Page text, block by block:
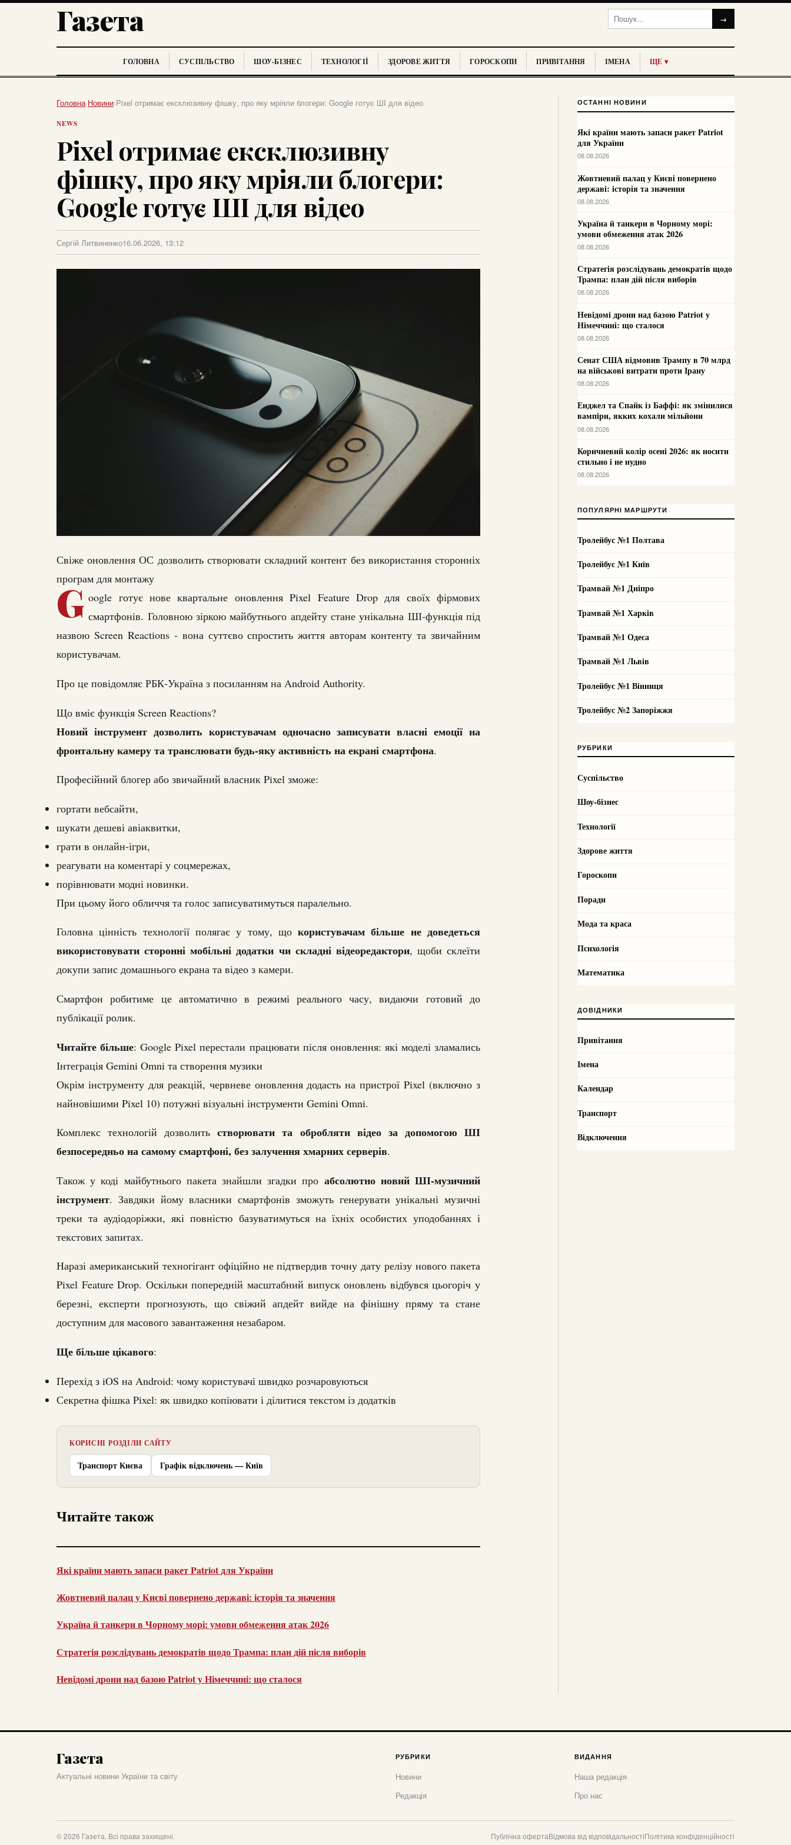
Газета →
ГОЛОВНА СУСПІЛЬСТВО ШОУ-БІЗНЕС ТЕХНОЛОГІЇ ЗДОРОВЕ ЖИТТЯ ГОРОСКОПИ ПРИВІТАННЯ ІМЕНА ЩЕ ▾
Головна›Новини›Pixel отримає ексклюзивну фішку, про яку мріяли блогери: Google готує ШІ для відео
NEWS
Pixel отримає ексклюзивну
фішку, про яку мріяли блогери:
Google готує ШІ для відео
Сергій Литвиненко16.06.2026, 13:12
Свіже оновлення ОС дозволить створювати складний контент без використання сторонніх
програм для монтажу
G oogle готує нове квартальне оновлення Pixel Feature Drop для своїх фірмових
смартфонів. Головною зіркою майбутнього апдейту стане унікальна ШІ-функція під
назвою Screen Reactions - вона суттєво спростить життя авторам контенту та звичайним
користувачам.
Про це повідомляє РБК-Україна з посиланням на Android Authority.
Що вміє функція Screen Reactions?
Новий інструмент дозволить користувачам одночасно записувати власні емоції на
фронтальну камеру та транслювати будь-яку активність на екрані смартфона.
Професійний блогер або звичайний власник Pixel зможе:
гортати вебсайти,
шукати дешеві авіаквитки,
грати в онлайн-ігри,
реагувати на коментарі у соцмережах,
порівнювати модні новинки.
При цьому його обличчя та голос записуватимуться паралельно.
Головна цінність технології полягає у тому, щокористувачам більше не доведеться
використовувати сторонні мобільні додатки чи складні відеоредактори, щоби склеїти
докупи запис домашнього екрана та відео з камери.
Смартфон робитиме це автоматично в режимі реального часу, видаючи готовий до
публікації ролик.
Читайте більше: Google Pixel перестали працювати після оновлення: які моделі зламались
Інтеграція Gemini Omni та створення музики
Окрім інструменту для реакцій, червневе оновлення додасть на пристрої Pixel (включно з
найновішими Pixel 10) потужні візуальні інструменти Gemini Omni.
Комплекс технологій дозволитьстворювати та обробляти відео за допомогою ШІ
безпосередньо на самому смартфоні, без залучення хмарних серверів.
Також у коді майбутнього пакета знайшли згадки про абсолютно новий ШІ-музичний
інструмент. Завдяки йому власники смартфонів зможуть генерувати унікальні музичні
треки та аудіодоріжки, які повністю базуватимуться на їхніх особистих уподобаннях і
текстових запитах.
Наразі американський техногігант офіційно не підтвердив точну дату релізу нового пакета
Pixel Feature Drop. Оскільки попередній масштабний випуск оновлень відбувся цьогоріч у
березні, експерти прогнозують, що свіжий апдейт вийде на фінішну пряму та стане
доступним для масового завантаження незабаром.
Ще більше цікавого:
Перехід з iOS на Android: чому користувачі швидко розчаровуються
Секретна фішка Pixel: як швидко копіювати і ділитися текстом із додатків
КОРИСНІ РОЗДІЛИ САЙТУ
Транспорт Києва Графік відключень — Київ
Читайте також
Які країни мають запаси ракет Patriot для України
Жовтневий палац у Києві повернено державі: історія та значення
Україна й танкери в Чорному морі: умови обмеження атак 2026
Стратегія розслідувань демократів щодо Трампа: план дій після виборів
Невідомі дрони над базою Patriot у Німеччині: що сталося
ОСТАННІ НОВИНИ
Які країни мають запаси ракет Patriot
для України
08.08.2026
Жовтневий палац у Києві повернено
державі: історія та значення
08.08.2026
Україна й танкери в Чорному морі:
умови обмеження атак 2026
08.08.2026
Стратегія розслідувань демократів щодо
Трампа: план дій після виборів
08.08.2026
Невідомі дрони над базою Patriot у
Німеччині: що сталося
08.08.2026
Сенат США відмовив Трампу в 70 млрд
на військові витрати проти Ірану
08.08.2026
Енджел та Спайк із Баффі: як змінилися
вампіри, якких кохали мільйони
08.08.2026
Коричневий колір осені 2026: як носити
стильно і не нудно
08.08.2026
ПОПУЛЯРНІ МАРШРУТИ
Тролейбус №1 Полтава
Тролейбус №1 Київ
Трамвай №1 Дніпро
Трамвай №1 Харків
Трамвай №1 Одеса
Трамвай №1 Львів
Тролейбус №1 Вінниця
Тролейбус №2 Запоріжжя
РУБРИКИ
Суспільство
Шоу-бізнес
Технології
Здорове життя
Гороскопи
Поради
Мода та краса
Психологія
Математика
ДОВІДНИКИ
Привітання
Імена
Календар
Транспорт
Відключення
Газета
Актуальні новини України та світу
РУБРИКИ
Новини
Редакція
ВИДАННЯ
Наша редакція
Про нас
© 2026 Газета. Всі права захищені. Публічна офертаВідмова від відповідальностіПолітика конфіденційності